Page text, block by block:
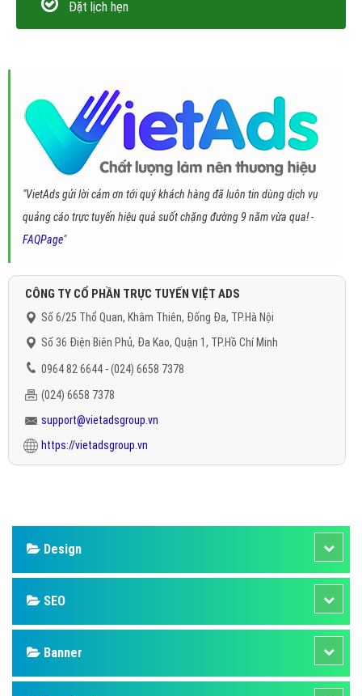
Đặt lịch hẹn
"VietAds gửi lời cảm ơn tới quý khách hàng đã luôn tin dùng dịch vụ
quảng cáo trực tuyến hiệu quả suốt chặng đường 9 năm vừa qua! -
FAQPage"
CÔNG TY CỔ PHẦN TRỰC TUYẾN VIỆT ADS
Số 6/25 Thổ Quan, Khâm Thiên, Đống Đa, TP.Hà Nội
Số 36 Điện Biên Phủ, Đa Kao, Quận 1, TP.Hồ Chí Minh
0964 82 6644 - (024) 6658 7378
(024) 6658 7378
support@vietadsgroup.vn
https://vietadsgroup.vn